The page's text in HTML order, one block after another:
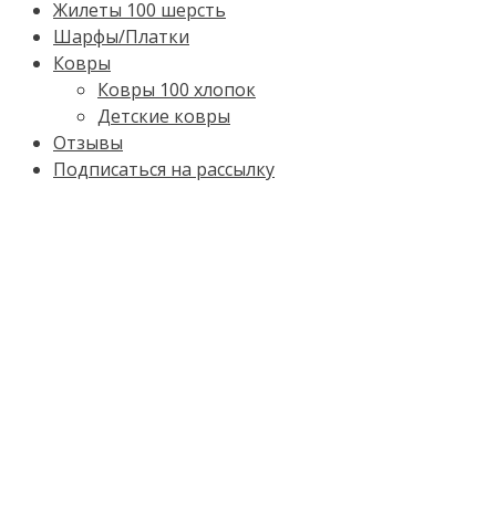
Жилеты 100 шерсть
Шарфы/Платки
Ковры
Ковры 100 хлопок
Детские ковры
Отзывы
Подписаться на рассылку